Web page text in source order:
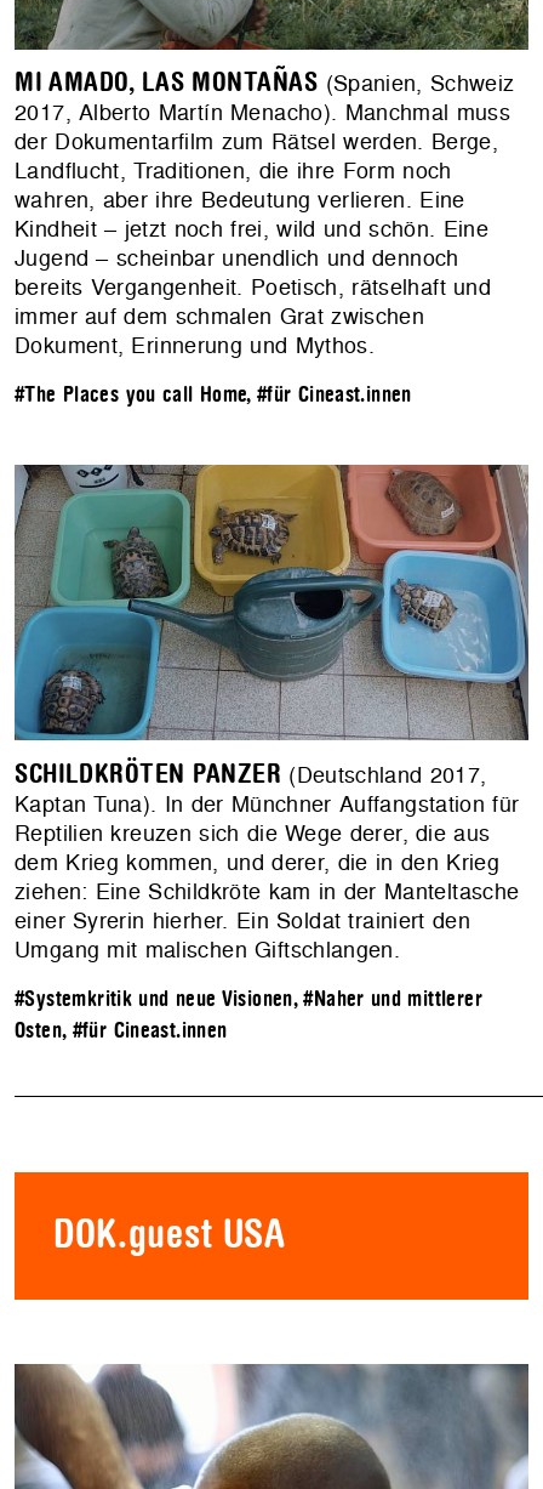
MI AMADO, LAS MONTAÑAS (Spanien, Schweiz
2017, Alberto Martín Menacho). Manchmal muss
der Dokumentarfilm zum Rätsel werden. Berge,
Landflucht, Traditionen, die ihre Form noch
wahren, aber ihre Bedeutung verlieren. Eine
Kindheit – jetzt noch frei, wild und schön. Eine
Jugend – scheinbar unendlich und dennoch
bereits Vergangenheit. Poetisch, rätselhaft und
immer auf dem schmalen Grat zwischen
Dokument, Erinnerung und Mythos.
#The Places you call Home, #für Cineast.innen
SCHILDKRÖTEN PANZER (Deutschland 2017,
Kaptan Tuna). In der Münchner Auffangstation für
Reptilien kreuzen sich die Wege derer, die aus
dem Krieg kommen, und derer, die in den Krieg
ziehen: Eine Schildkröte kam in der Manteltasche
einer Syrerin hierher. Ein Soldat trainiert den
Umgang mit malischen Giftschlangen.
#Systemkritik und neue Visionen,#Naher und mittlerer
Osten, #für Cineast.innen
DOK.guest USA